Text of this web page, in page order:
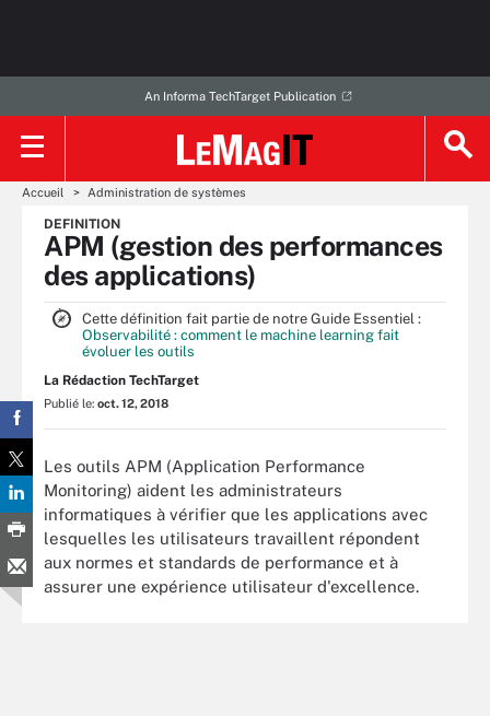
An Informa TechTarget Publication
Accueil Administration de systèmes
DEFINITION
APM (gestion des performances
des applications)
Cette définition fait partie de notre Guide Essentiel :
Observabilité : comment le machine learning fait
évoluer les outils
La Rédaction TechTarget
Publié le: oct. 12, 2018
Les outils APM (Application Performance
Monitoring) aident les administrateurs
informatiques à vérifier que les applications avec
lesquelles les utilisateurs travaillent répondent
aux normes et standards de performance et à
assurer une expérience utilisateur d'excellence.